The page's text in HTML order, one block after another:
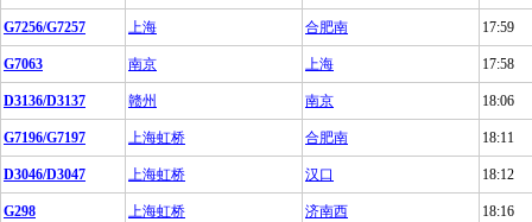
G7256/G7257 上海 合肥南 17:59
G7063 南京 上海 17:58
D3136/D3137 赣州 南京 18:06
G7196/G7197 上海虹桥 合肥南 18:11
D3046/D3047 上海虹桥 汉口 18:12
G298 上海虹桥 济南西 18:16